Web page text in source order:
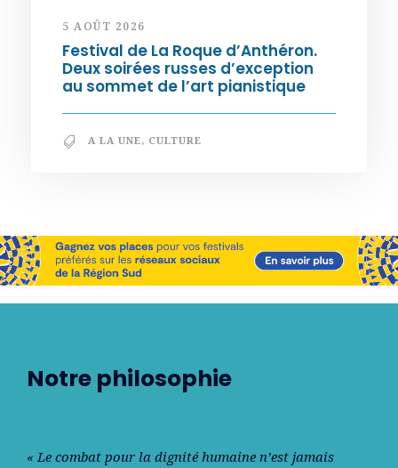
5 AOÛT 2026
Festival de La Roque d’Anthéron.
Deux soirées russes d’exception
au sommet de l’art pianistique
A LA UNE, CULTURE
Notre philosophie
« Le combat pour la dignité humaine n’est jamais